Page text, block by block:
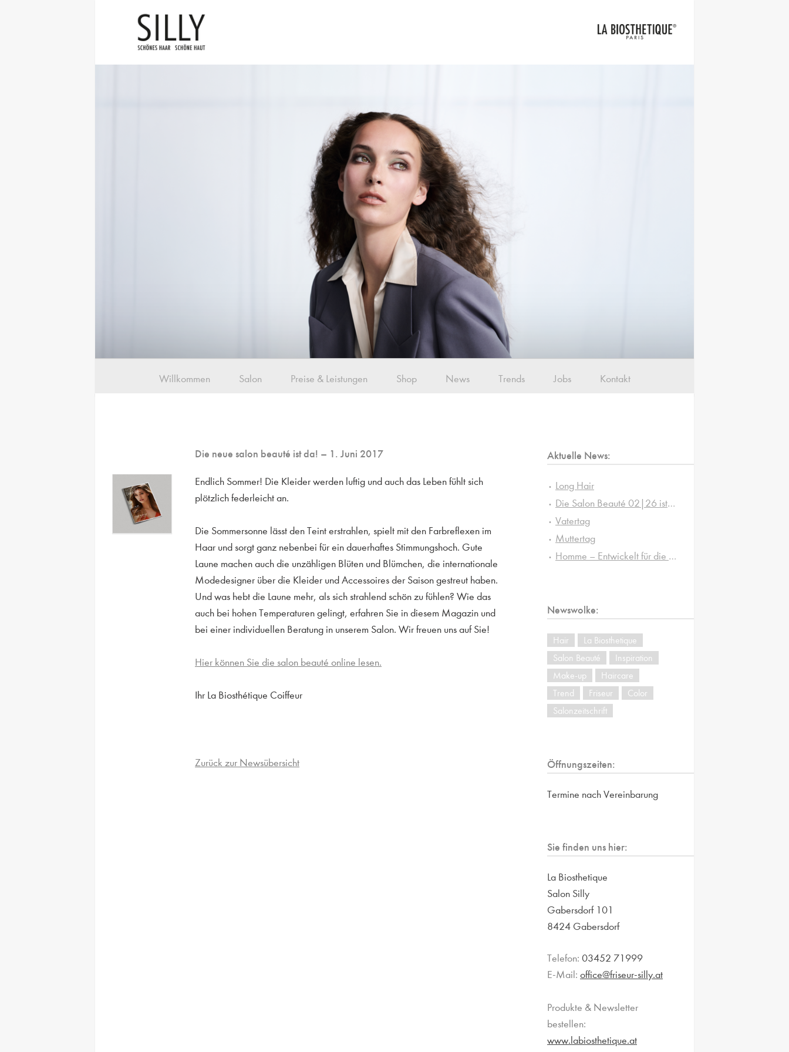
Willkommen Salon Preise & Leistungen Shop News Trends Jobs Kontakt
Die neue salon beauté ist da! – 1. Juni 2017
Endlich Sommer! Die Kleider werden luftig und auch das Leben fühlt sich
plötzlich federleicht an.
Die Sommersonne lässt den Teint erstrahlen, spielt mit den Farbreflexen im
Haar und sorgt ganz nebenbei für ein dauerhaftes Stimmungshoch. Gute
Laune machen auch die unzähligen Blüten und Blümchen, die internationale
Modedesigner über die Kleider und Accessoires der Saison gestreut haben.
Und was hebt die Laune mehr, als sich strahlend schön zu fühlen? Wie das
auch bei hohen Temperaturen gelingt, erfahren Sie in diesem Magazin und
bei einer individuellen Beratung in unserem Salon. Wir freuen uns auf Sie!
Hier können Sie die salon beauté online lesen.
Ihr La Biosthétique Coiffeur
Zurück zur Newsübersicht
Aktuelle News:
Long Hair
Die Salon Beauté 02|26 ist da!
Vatertag
Muttertag
Homme – Entwickelt für die besonderen Ansprüche von Männerhaut und -haar
Newswolke:
Hair
La Biosthetique
Salon Beauté
Inspiration
Make-up
Haircare
Trend
Friseur
Color
Salonzeitschrift
Öffnungszeiten:
Termine nach Vereinbarung
Sie finden uns hier:
La Biosthetique
Salon Silly
Gabersdorf 101
8424 Gabersdorf
Telefon: 03452 71999
E-Mail: office@friseur-silly.at
Produkte & Newsletter
bestellen:
www.labiosthetique.at